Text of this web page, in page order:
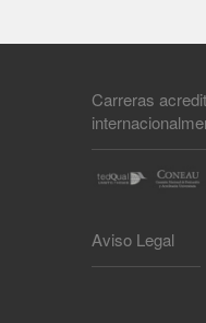
Carreras
Aviso Legal